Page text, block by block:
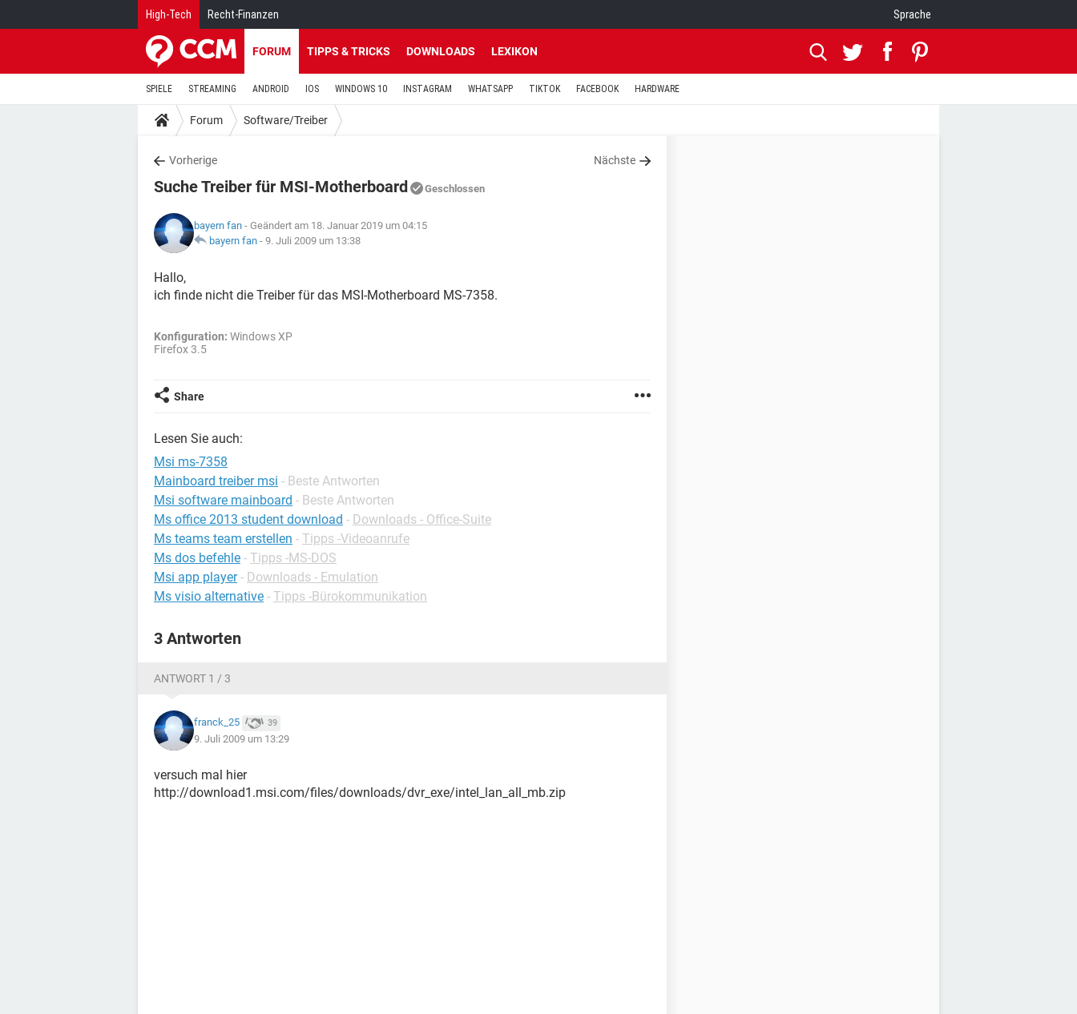
High-Tech Recht-Finanzen Sprache
FORUM TIPPS & TRICKS DOWNLOADS LEXIKON
SPIELE STREAMING ANDROID IOS WINDOWS 10 INSTAGRAM WHATSAPP TIKTOK FACEBOOK HARDWARE
Forum Software/Treiber
Vorherige Nächste
Suche Treiber für MSI-Motherboard Geschlossen
bayern fan - Geändert am 18. Januar 2019 um 04:15
bayern fan - 9. Juli 2009 um 13:38
Hallo,
ich finde nicht die Treiber für das MSI-Motherboard MS-7358.
Konfiguration: Windows XP
Firefox 3.5
Share
Lesen Sie auch:
Msi ms-7358
Mainboard treiber msi - Beste Antworten
Msi software mainboard - Beste Antworten
Ms office 2013 student download - Downloads - Office-Suite
Ms teams team erstellen - Tipps -Videoanrufe
Ms dos befehle - Tipps -MS-DOS
Msi app player - Downloads - Emulation
Ms visio alternative - Tipps -Bürokommunikation
3 Antworten
ANTWORT 1 / 3
franck_25 39
9. Juli 2009 um 13:29
versuch mal hier
http://download1.msi.com/files/downloads/dvr_exe/intel_lan_all_mb.zip